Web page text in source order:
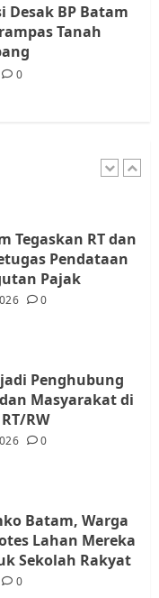
Desak BP Batam
Tanah
0
0
Tegaskan RT dan
Pendataan
Pajak
0
Penghubung
Masyarakat di
RW
0
Batam, Warga
Lahan Mereka
Sekolah Rakyat
0